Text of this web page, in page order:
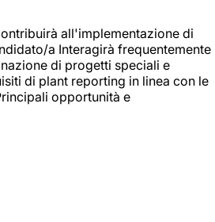
all'implementazione di
a Interagirà frequentemente
di progetti speciali e
di plant reporting in linea con le
opportunità e